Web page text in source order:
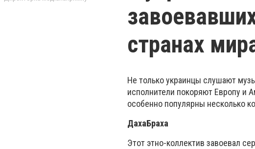
странах
Не только украинцы слушают
исполнители покоряют Европу и
особенно популярны несколько
ДахаБраха
Этот этно-коллектив завоевал